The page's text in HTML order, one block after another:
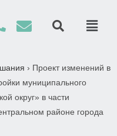
› Проект изменений в
муниципального
округ» в части
районе города